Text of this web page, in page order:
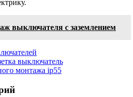
выключателя с заземлением
выключатель
монтажа ip55